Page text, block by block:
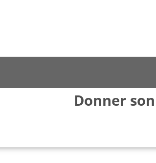
Donner